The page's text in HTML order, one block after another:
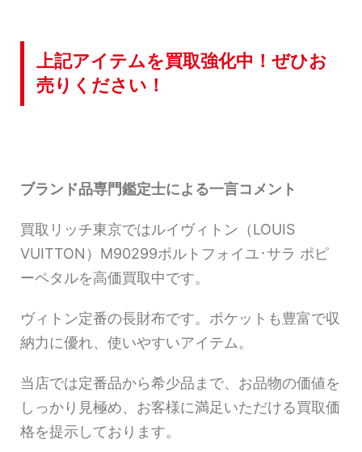
上記アイテムを買取強化中！ぜひお
売りください！
ブランド品専門鑑定士による一言コメント
買取リッチ東京ではルイヴィトン（LOUIS
VUITTON）M90299ポルトフォイユ･サラ ポピ
ーペタルを高価買取中です。
ヴィトン定番の長財布です。ポケットも豊富で収
納力に優れ、使いやすいアイテム。
当店では定番品から希少品まで、お品物の価値を
しっかり見極め、お客様に満足いただける買取価
格を提示しております。